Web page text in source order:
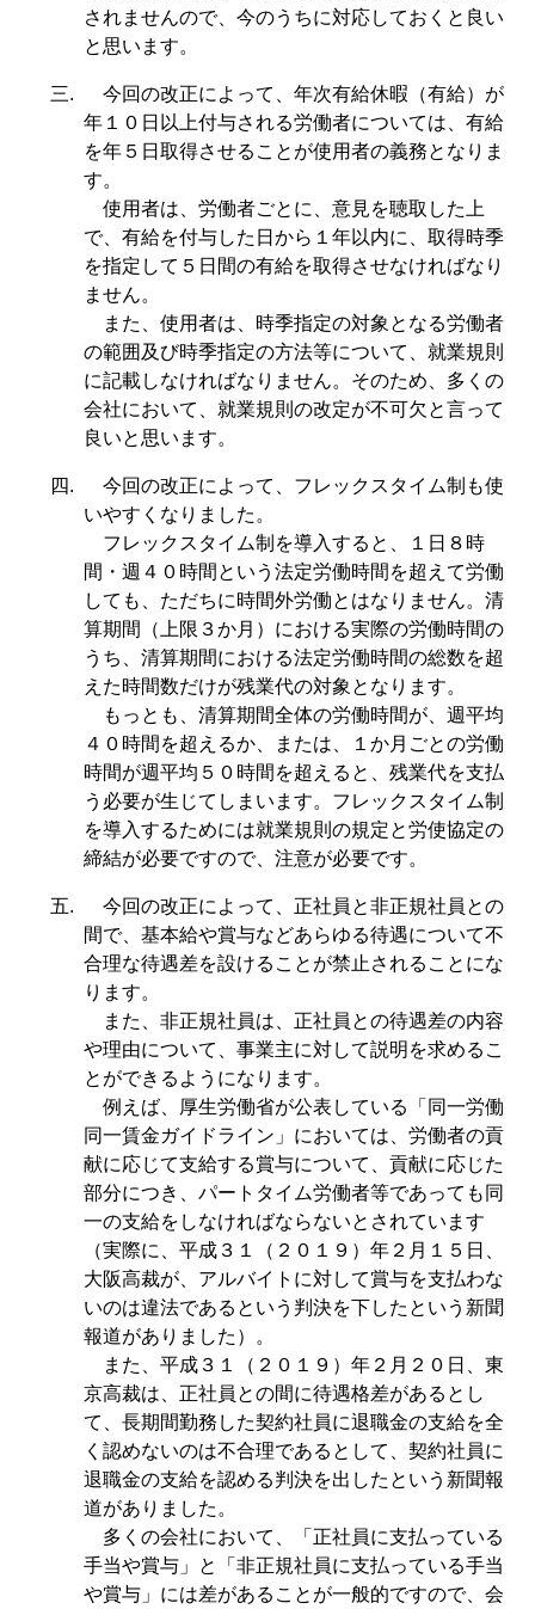
されませんので、今のうちに対応しておくと良い
と思います。
三.
今回の改正によって、年次有給休暇（有給）が
年１０日以上付与される労働者については、有給
を年５日取得させることが使用者の義務となりま
す。
使用者は、労働者ごとに、意見を聴取した上
で、有給を付与した日から１年以内に、取得時季
を指定して５日間の有給を取得させなければなり
ません。
また、使用者は、時季指定の対象となる労働者
の範囲及び時季指定の方法等について、就業規則
に記載しなければなりません。そのため、多くの
会社において、就業規則の改定が不可欠と言って
良いと思います。
四.
今回の改正によって、フレックスタイム制も使
いやすくなりました。
フレックスタイム制を導入すると、１日８時
間・週４０時間という法定労働時間を超えて労働
しても、ただちに時間外労働とはなりません。清
算期間（上限３か月）における実際の労働時間の
うち、清算期間における法定労働時間の総数を超
えた時間数だけが残業代の対象となります。
もっとも、清算期間全体の労働時間が、週平均
４０時間を超えるか、または、１か月ごとの労働
時間が週平均５０時間を超えると、残業代を支払
う必要が生じてしまいます。フレックスタイム制
を導入するためには就業規則の規定と労使協定の
締結が必要ですので、注意が必要です。
五.
今回の改正によって、正社員と非正規社員との
間で、基本給や賞与などあらゆる待遇について不
合理な待遇差を設けることが禁止されることにな
ります。
また、非正規社員は、正社員との待遇差の内容
や理由について、事業主に対して説明を求めるこ
とができるようになります。
例えば、厚生労働省が公表している「同一労働
同一賃金ガイドライン」においては、労働者の貢
献に応じて支給する賞与について、貢献に応じた
部分につき、パートタイム労働者等であっても同
一の支給をしなければならないとされています
（実際に、平成３１（２０１９）年２月１５日、
大阪高裁が、アルバイトに対して賞与を支払わな
いのは違法であるという判決を下したという新聞
報道がありました）。
また、平成３１（２０１９）年２月２０日、東
京高裁は、正社員との間に待遇格差があるとし
て、長期間勤務した契約社員に退職金の支給を全
く認めないのは不合理であるとして、契約社員に
退職金の支給を認める判決を出したという新聞報
道がありました。
多くの会社において、「正社員に支払っている
手当や賞与」と「非正規社員に支払っている手当
や賞与」には差があることが一般的ですので、会